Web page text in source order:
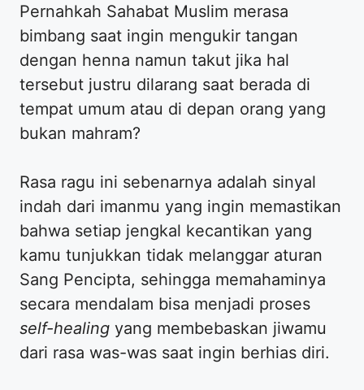
Pernahkah Sahabat Muslim merasa
bimbang saat ingin mengukir tangan
dengan henna namun takut jika hal
tersebut justru dilarang saat berada di
tempat umum atau di depan orang yang
bukan mahram?
Rasa ragu ini sebenarnya adalah sinyal
indah dari imanmu yang ingin memastikan
bahwa setiap jengkal kecantikan yang
kamu tunjukkan tidak melanggar aturan
Sang Pencipta, sehingga memahaminya
secara mendalam bisa menjadi proses
self-healing yang membebaskan jiwamu
dari rasa was-was saat ingin berhias diri.